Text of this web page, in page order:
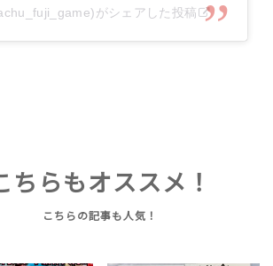
がシェアした投稿
ちらもオススメ！